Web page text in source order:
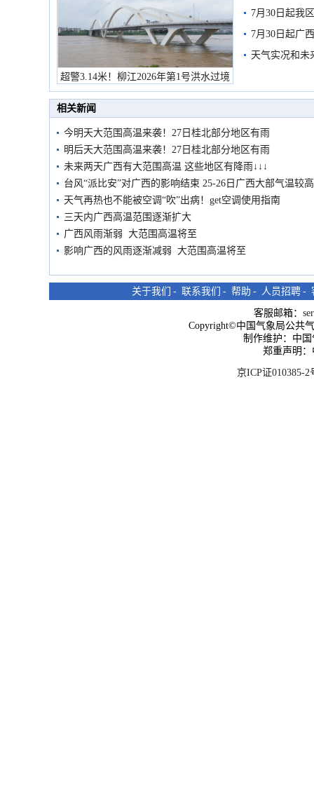
超警3.14米！柳江2026年第1号洪水过境
市民在堤岸见证汛况
7月30日起我
7月30日起广
天气实况和未
相关新闻
今明天大范围高温来袭！27日桂北部分地区有雨
明后天大范围高温来袭！27日桂北部分地区有雨
未来两天广西有大范围高温 这些地区有降雨↓↓↓
台风“派比安”对广西的影响结束 25-26日广西大部气温较高
天气再热也不能被空调“吹”出病！get空调使用指南
三天内广西高温范围逐渐扩大
广西风雨渐弱 大范围高温将至
影响广西的风雨逐渐减弱 大范围高温将至
关于我们 - 联系我们 - 帮助 - 人员招聘 -
客服邮箱：
Copyright©中国气象局公共
制作维护：中
郑重声明
京ICP证010385-2